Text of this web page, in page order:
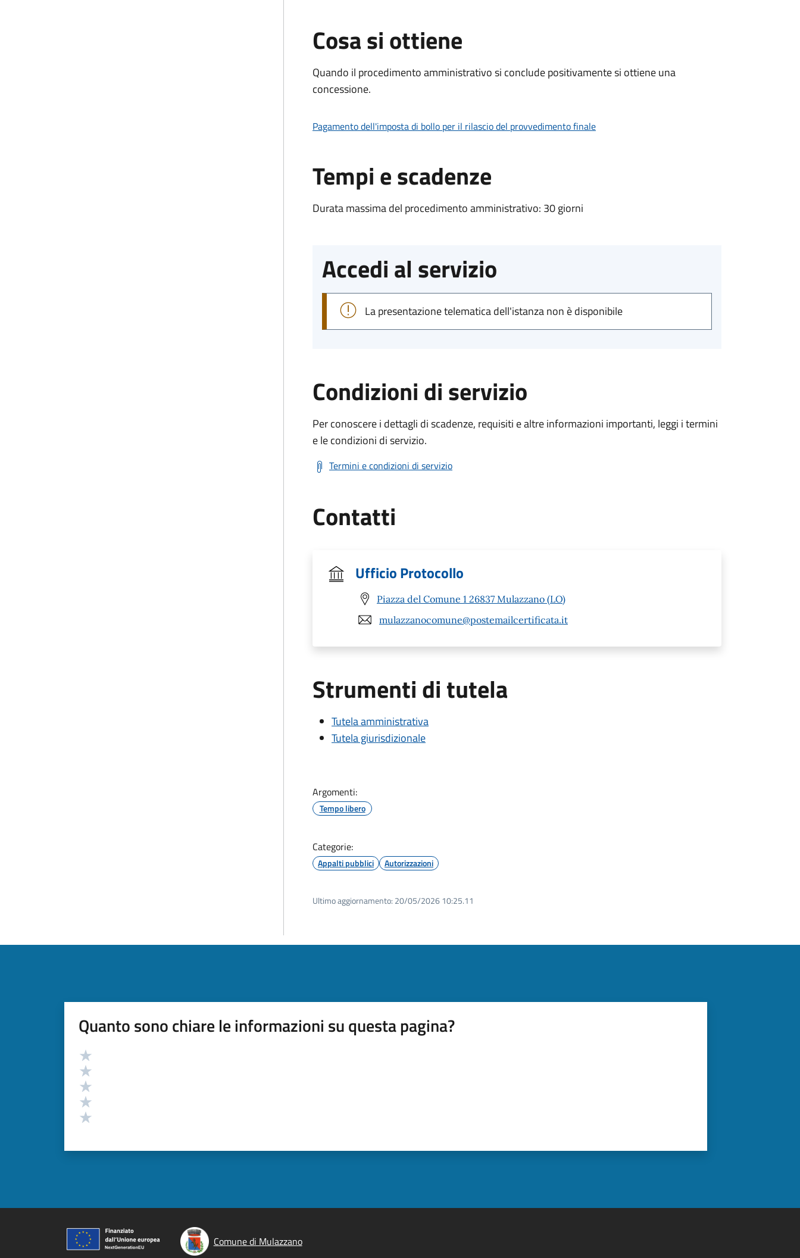
Cosa si ottiene
Quando il procedimento amministrativo si conclude positivamente si ottiene una
concessione.
Pagamento dell'imposta di bollo per il rilascio del provvedimento finale
Tempi e scadenze
Durata massima del procedimento amministrativo: 30 giorni
Accedi al servizio
La presentazione telematica dell'istanza non è disponibile
Condizioni di servizio
Per conoscere i dettagli di scadenze, requisiti e altre informazioni importanti, leggi i termini
e le condizioni di servizio.
Termini e condizioni di servizio
Contatti
Ufficio Protocollo
Piazza del Comune 1 26837 Mulazzano (LO)
mulazzanocomune@postemailcertificata.it
Strumenti di tutela
Tutela amministrativa
Tutela giurisdizionale
Argomenti:
Tempo libero
Categorie:
Appalti pubblici Autorizzazioni
Ultimo aggiornamento: 20/05/2026 10:25.11
Quanto sono chiare le informazioni su questa pagina?
Valutazione
Comune di Mulazzano